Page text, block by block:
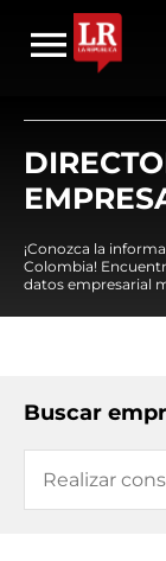
¡Conozca la
Colombia!
datos empresarial
Buscar